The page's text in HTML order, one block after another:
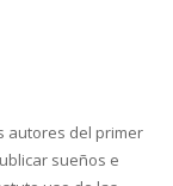
autores del primer
sueños e